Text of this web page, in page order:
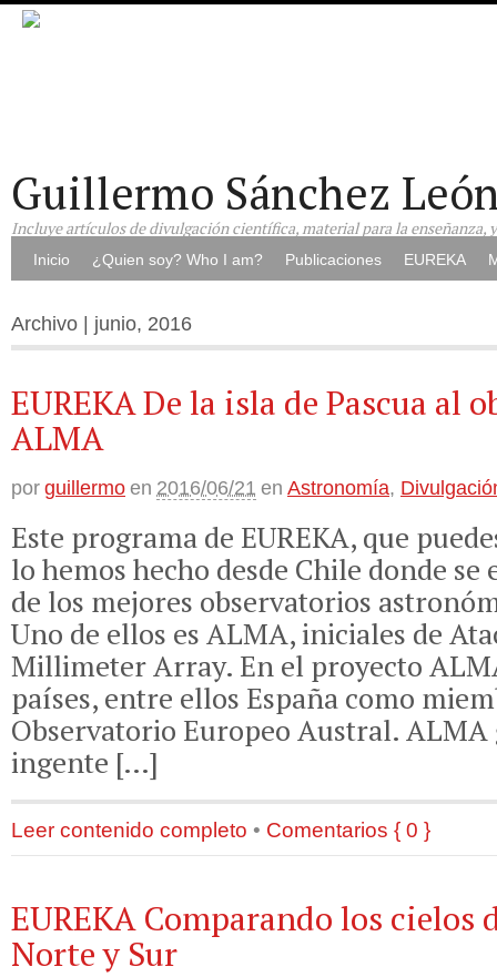
Guillermo Sánchez
Incluye artículos de divulgación científica, material para la enseñanza,
Inicio ¿Quien soy? Who I am? Publicaciones EUREKA
Archivo | junio, 2016
EUREKA De la isla de Pascua al
ALMA
por guillermo en 2016/06/21 en Astronomía,
Este programa de EUREKA, que
lo hemos hecho desde Chile donde
de los mejores observatorios
Uno de ellos es ALMA, iniciales de
Millimeter Array. En el proyecto
países, entre ellos España como
Observatorio Europeo Austral. ALMA
ingente […]
Leer contenido completo • Comentarios { 0 }
EUREKA Comparando los cielos
Norte y Sur